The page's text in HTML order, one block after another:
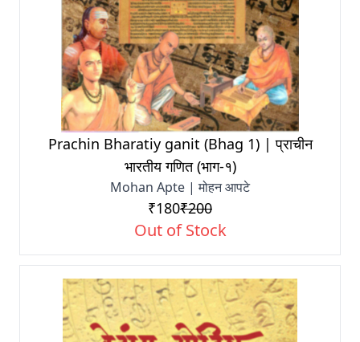
Prachin Bharatiy ganit (Bhag 1) | प्राचीन
भारतीय गणित (भाग-१)
Mohan Apte | मोहन आपटे
₹180₹200
Out of Stock